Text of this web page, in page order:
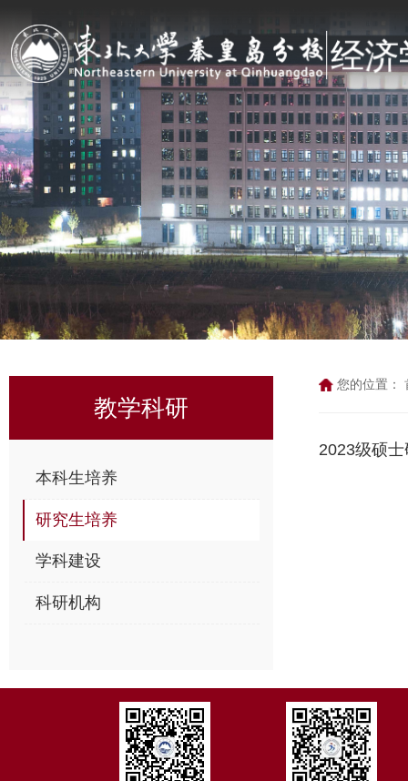
教学科研
本科生培养
研究生培养
学科建设
科研机构
您的位置：
2023级硕